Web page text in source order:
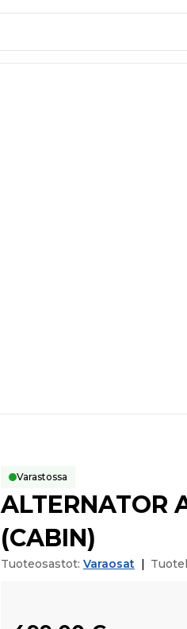
Varastossa
ALTERNATOR
(CABIN)
Tuoteosastot: Varaosat |